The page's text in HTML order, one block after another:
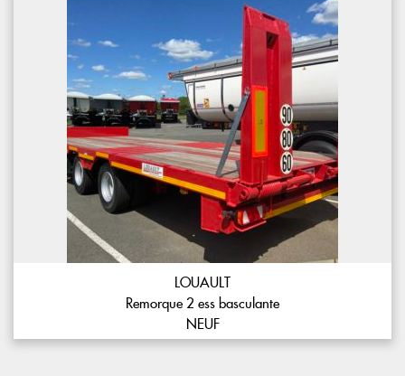
LOUAULT
Remorque 2 ess basculante
NEUF